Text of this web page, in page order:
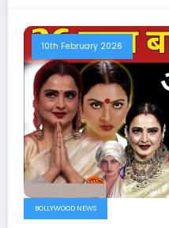
10th February 2026
BOLLYWOOD NEWS